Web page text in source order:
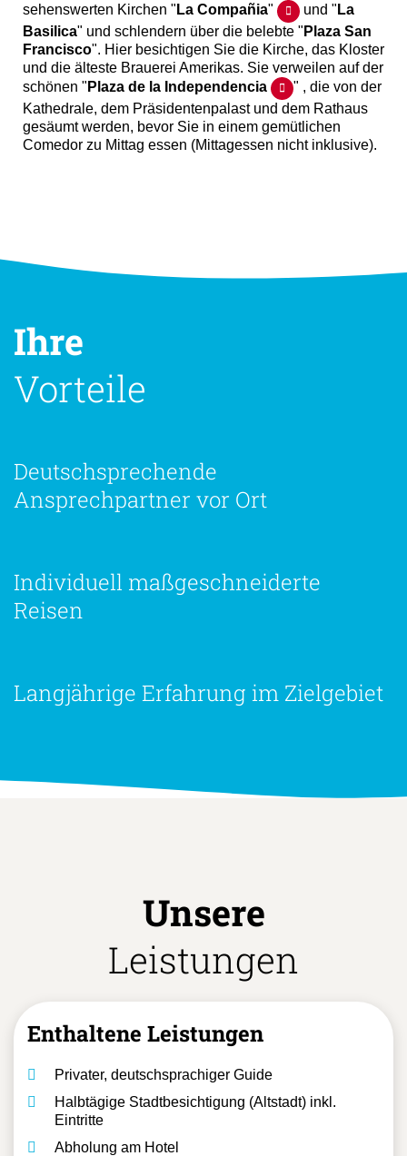
sehenswerten Kirchen " La Compañia" und " La
Basilica" und schlendern über die belebte " Plaza San
Francisco". Hier besichtigen Sie die Kirche, das Kloster
und die älteste Brauerei Amerikas. Sie verweilen auf der
schönen " Plaza de la Independencia
" , die von der
Kathedrale, dem Präsidentenpalast und dem Rathaus
gesäumt werden, bevor Sie in einem gemütlichen
Comedor zu Mittag essen (Mittagessen nicht inklusive).
Ihre
Vorteile
Deutschsprechende
Ansprechpartner vor Ort
Individuell maßgeschneiderte
Reisen
Langjährige Erfahrung im Zielgebiet
Unsere
Leistungen
Enthaltene Leistungen
Privater, deutschsprachiger Guide
Halbtägige Stadtbesichtigung (Altstadt) inkl.
Eintritte
Abholung am Hotel